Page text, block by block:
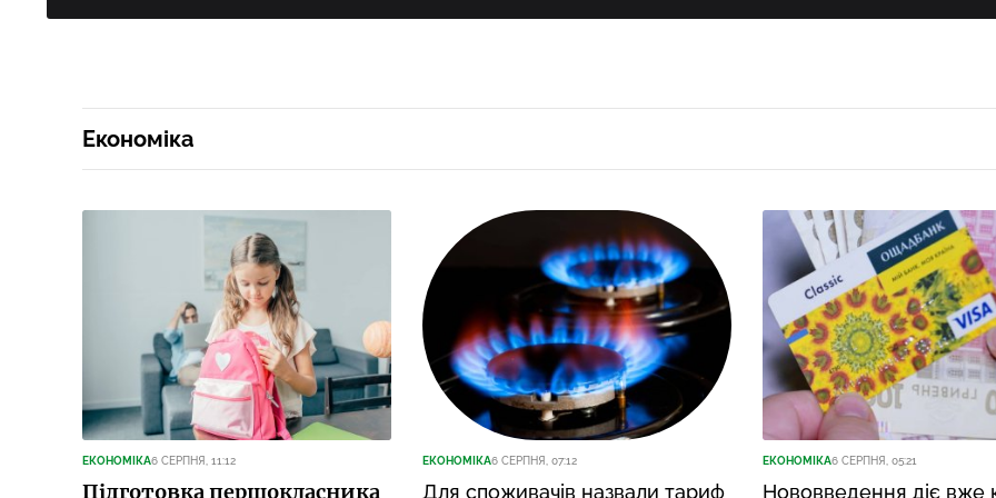
Економіка
ЕКОНОМІКА6 СЕРПНЯ, 11:12
Підготовка першокласника
ЕКОНОМІКА6 СЕРПНЯ, 07:12
Для споживачів назвали тариф
ЕКОНОМІКА6 СЕРПНЯ, 05:21
Нововведення діє вже